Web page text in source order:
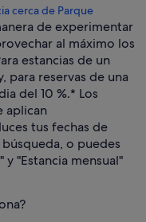
cerca de Parque
de experimentar
al máximo los
estancias de un
para reservas de una
del 10 %.* Los
aplican
tus fechas de
o puedes
y "Estancia mensual"